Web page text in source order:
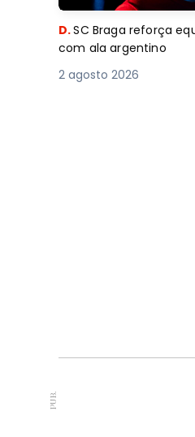
D.SC Braga reforça
com ala argentino
2 agosto 2026
PUB.